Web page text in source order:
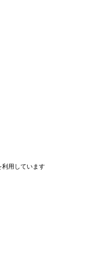
利用しています